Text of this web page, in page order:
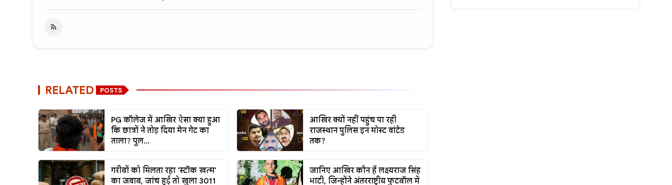
RELATED POSTS
PG कॉलेज में आखिर ऐसा क्या हुआ
कि छात्रों ने तोड़ दिया मेन गेट का
ताला? पुल...
आखिर क्यों नहीं पहुंच पा रही
राजस्थान पुलिस इन मोस्ट वांटेड
तक?
गरीबों को मिलता रहा 'स्टॉक खत्म'
का जवाब, जांच हुई तो खुला 3011
जानिए आखिर कौन हैं लक्ष्यराज सिंह
भाटी, जिन्होंने अंतरराष्ट्रीय फुटबॉल में